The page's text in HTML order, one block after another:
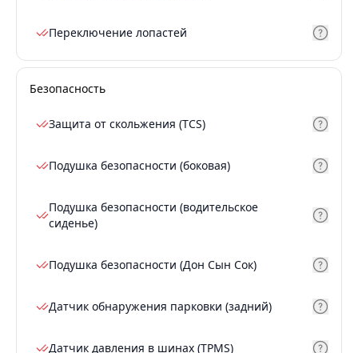
Переключение лопастей
Безопасность
Защита от скольжения (TCS)
Подушка безопасности (боковая)
Подушка безопасности (водительское
сиденье)
Подушка безопасности (Дон Сын Сок)
Датчик обнаружения парковки (задний)
Датчик давления в шинах (TPMS)